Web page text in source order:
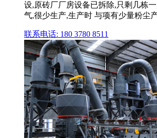
设,原砖厂厂房设备已拆除,只剩几栋
气,很少生产,生产时 与项有少量粉尘
联系电话: 180 3780 8511